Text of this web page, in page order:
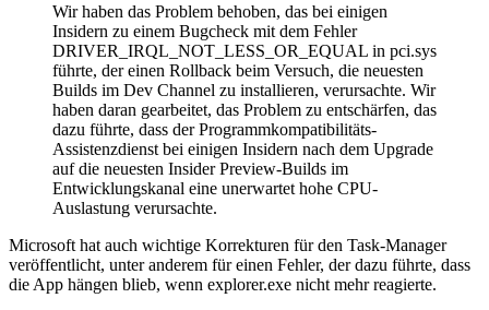
Wir haben das Problem behoben, das bei einigen
Insidern zu einem Bugcheck mit dem Fehler
DRIVER_IRQL_NOT_LESS_OR_EQUAL in pci.sys
führte, der einen Rollback beim Versuch, die neuesten
Builds im Dev Channel zu installieren, verursachte. Wir
haben daran gearbeitet, das Problem zu entschärfen, das
dazu führte, dass der Programmkompatibilitäts-
Assistenzdienst bei einigen Insidern nach dem Upgrade
auf die neuesten Insider Preview-Builds im
Entwicklungskanal eine unerwartet hohe CPU-
Auslastung verursachte.
Microsoft hat auch wichtige Korrekturen für den Task-Manager
veröffentlicht, unter anderem für einen Fehler, der dazu führte, dass
die App hängen blieb, wenn explorer.exe nicht mehr reagierte.